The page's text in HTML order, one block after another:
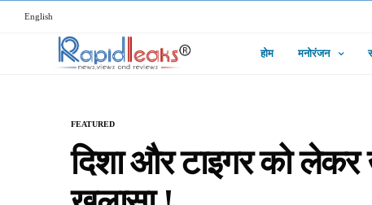
English
होम मनोरंजन
FEATURED
दिशा और टाइगर को लेकर